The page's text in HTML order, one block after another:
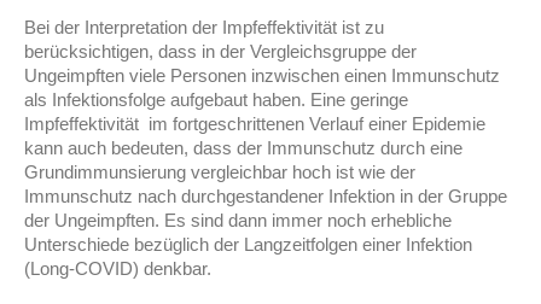
Bei der Interpretation der Impfeffektivität ist zu
berücksichtigen, dass in der Vergleichsgruppe der
Ungeimpften viele Personen inzwischen einen Immunschutz
als Infektionsfolge aufgebaut haben. Eine geringe
Impfeffektivität im fortgeschrittenen Verlauf einer Epidemie
kann auch bedeuten, dass der Immunschutz durch eine
Grundimmunsierung vergleichbar hoch ist wie der
Immunschutz nach durchgestandener Infektion in der Gruppe
der Ungeimpften. Es sind dann immer noch erhebliche
Unterschiede bezüglich der Langzeitfolgen einer Infektion
(Long-COVID) denkbar.